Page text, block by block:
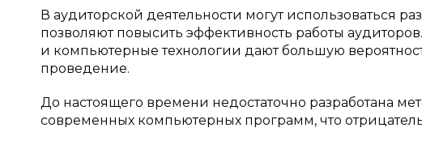
В аудиторской деятельности могут использоваться
позволяют повысить эффективность работы
и компьютерные технологии дают большую
проведение.
До настоящего времени недостаточно разработана
современных компьютерных программ, что